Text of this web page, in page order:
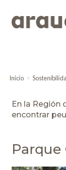
Inicio
En la Región
encontrar
Parque